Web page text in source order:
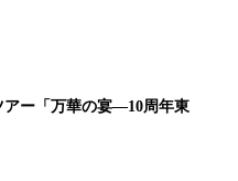
アー「万華の宴―10周年東